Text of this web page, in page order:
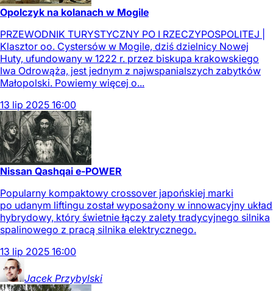
Opolczyk na kolanach w Mogile
PRZEWODNIK TURYSTYCZNY PO I RZECZYPOSPOLITEJ |
Klasztor oo. Cystersów w Mogile, dziś dzielnicy Nowej
Huty, ufundowany w 1222 r. przez biskupa krakowskiego
Iwa Odrowąża, jest jednym z najwspanialszych zabytków
Małopolski. Powiemy więcej o...
13 lip 2025 16:00
Nissan Qashqai e-POWER
Popularny kompaktowy crossover japońskiej marki
po udanym liftingu został wyposażony w innowacyjny układ
hybrydowy, który świetnie łączy zalety tradycyjnego silnika
spalinowego z pracą silnika elektrycznego.
13 lip 2025 16:00
Jacek Przybylski